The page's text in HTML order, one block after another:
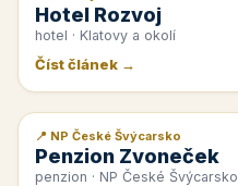
Hotel Rozvoj
hotel · Klatovy a okolí
Číst článek →
📰 PR článek
📍 NP České Švýcarsko
Penzion Zvoneček
penzion · NP České Švýcarsko